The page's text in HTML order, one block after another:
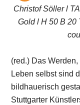
Christof Söller l
Gold l H 50 B 20
(red.) Das
Leben selbst sind
bildhauerisch
Stuttgarter